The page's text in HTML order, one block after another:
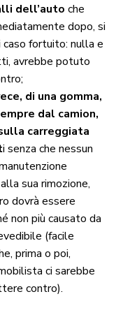
dell’auto che
dopo, si
caso fortuito: nulla e
avrebbe potuto
di una gomma,
dal camion,
carreggiata
i senza che nessun
sua rimozione,
dovrà essere
non più causato da
(facile
prima o poi,
ci sarebbe
contro).